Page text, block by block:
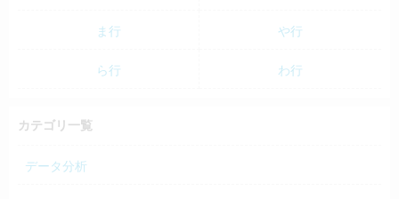
ま行 や行
ら行 わ行
カテゴリ一覧
データ分析